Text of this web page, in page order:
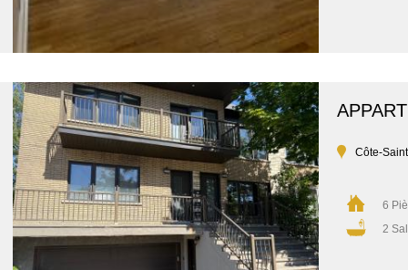
Côte-
6
2